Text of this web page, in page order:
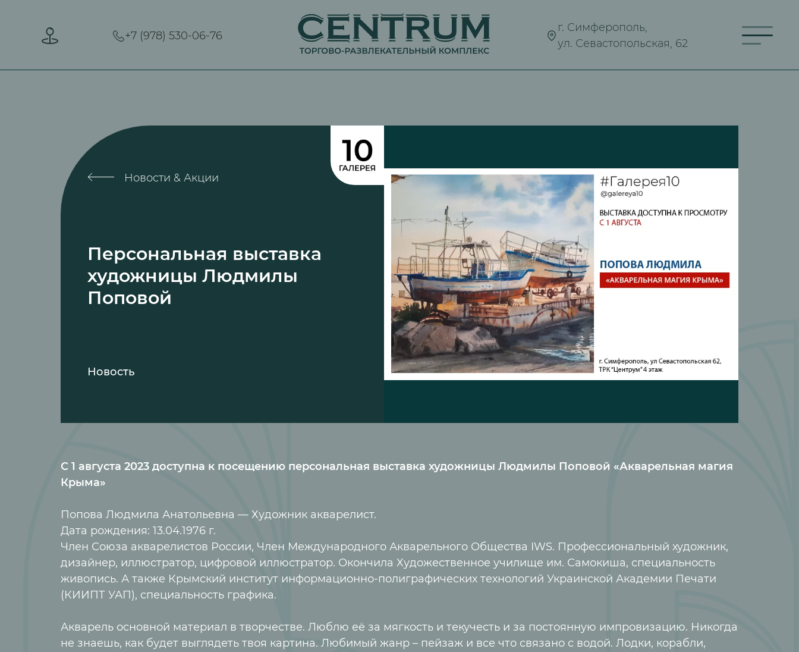
+7 (978) 530-06-76
г. Симферополь,
ул. Севастопольская, 62
Новости & Акции
Персональная выставка
художницы Людмилы
Поповой
Новость
С 1 августа 2023 доступна к посещению персональная выставка художницы Людмилы Поповой «Акварельная магия
Крыма»
Попова Людмила Анатольевна — Художник акварелист.
Дата рождения: 13.04.1976 г.
Член Союза акварелистов России, Член Международного Акварельного Общества IWS. Профессиональный художник,
дизайнер, иллюстратор, цифровой иллюстратор. Окончила Художественное училище им. Самокиша, специальность
живопись. А также Крымский институт информационно-полиграфических технологий Украинской Академии Печати
(КИИПТ УАП), специальность графика.
Акварель основной материал в творчестве. Люблю её за мягкость и текучесть и за постоянную импровизацию. Никогда
не знаешь, как будет выглядеть твоя картина. Любимый жанр – пейзаж и все что связано с водой. Лодки, корабли,